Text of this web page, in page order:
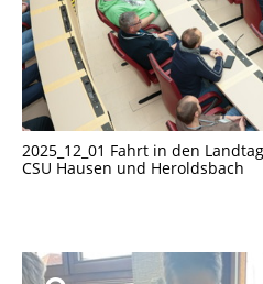
2025_12_01 Fahrt in den
CSU Hausen und Heroldsbach